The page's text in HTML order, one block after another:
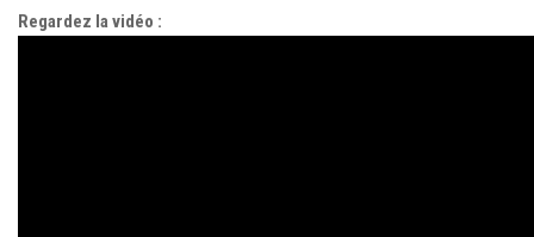
Regardez la vidéo :